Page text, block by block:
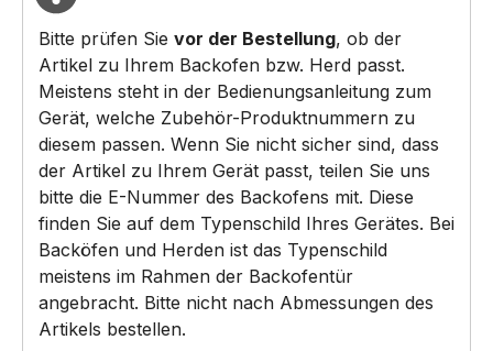
Bitte prüfen Sie vor der Bestellung, ob der
Artikel zu Ihrem Backofen bzw. Herd passt.
Meistens steht in der Bedienungsanleitung zum
Gerät, welche Zubehör-Produktnummern zu
diesem passen. Wenn Sie nicht sicher sind, dass
der Artikel zu Ihrem Gerät passt, teilen Sie uns
bitte die E-Nummer des Backofens mit. Diese
finden Sie auf dem Typenschild Ihres Gerätes. Bei
Backöfen und Herden ist das Typenschild
meistens im Rahmen der Backofentür
angebracht. Bitte nicht nach Abmessungen des
Artikels bestellen.